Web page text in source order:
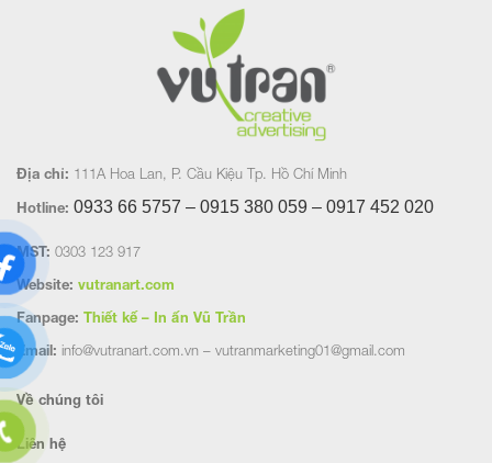
Địa chỉ: 111A Hoa Lan, P. Cầu Kiệu Tp. Hồ Chí Minh
Hotline: 0933 66 5757 – 0915 380 059 – 0917 452 020
MST: 0303 123 917
Website: vutranart.com
Fanpage: Thiết kế – In ấn Vũ Trần
Email: info@vutranart.com.vn – vutranmarketing01@gmail.com
Về chúng tôi
Liên hệ